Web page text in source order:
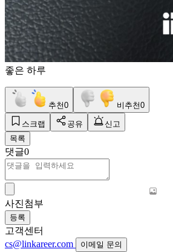
좋은 하루
추천0 비추천0
스크랩 공유
신고
목록
댓글0
사진첨부
등록
고객센터
cs@linkareer.com
이메일 문의